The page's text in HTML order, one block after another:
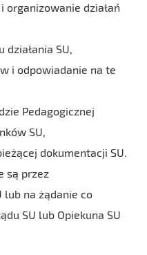
organizowanie działań
działania SU,
i odpowiadanie na te
Pedagogicznej
SU,
dokumentacji SU.
są przez
lub na żądanie co
SU lub Opiekuna SU